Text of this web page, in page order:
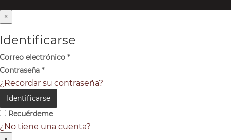
×
Identificarse
Correo electrónico *
Contraseña *
¿Recordar su contraseña?
Identificarse
Recuérdeme
¿No tiene una cuenta?